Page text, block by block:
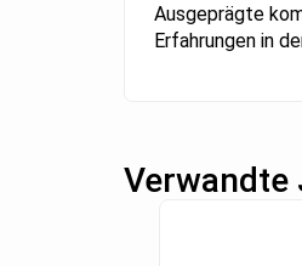
Ausgeprägte
Erfahrungen in
Verwandte